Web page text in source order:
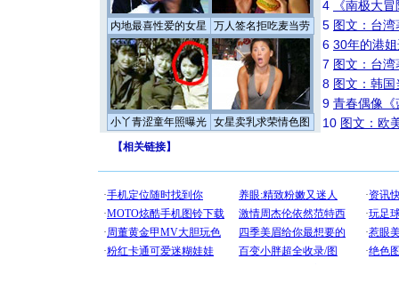
内地最喜性爱的女星 万人签名拒吃麦当劳
小丫青涩童年照曝光 女星卖乳求荣情色图
4
《南极大
5 图文：台
6 30年的港
7 图文：台
8 图文：韩
9 青春偶像《
10 图文：欧
【相关链接】